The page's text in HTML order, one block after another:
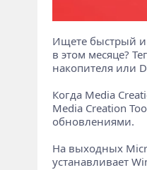
Ищете быстрый и
в этом месяце?
накопителя или
Когда Media
Media Creation
обновлениями.
На выходных
устанавливает